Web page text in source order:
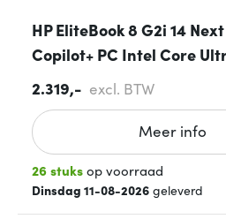
HP EliteBook 8 G2i 14
Copilot+ PC Intel Core
2.319,- excl. BTW
Meer info
26 stuksop voorraad
Dinsdag 11-08-2026 geleverd